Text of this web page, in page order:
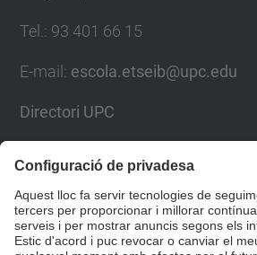
Tel. : 93 401 66 15
E-mail : escola.etseib@upc.edu
Directori UPC
Llista Xarxes Socials